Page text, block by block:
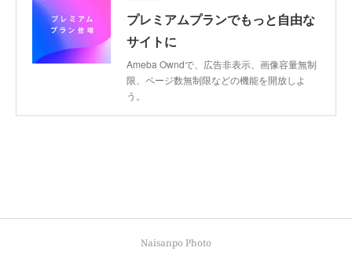
プレミアムプランでもっと自由な
サイトに
Ameba Owndで、広告非表示、画像容量無制
限、ページ数無制限などの機能を開放しよ
う。
Naisanpo Photo